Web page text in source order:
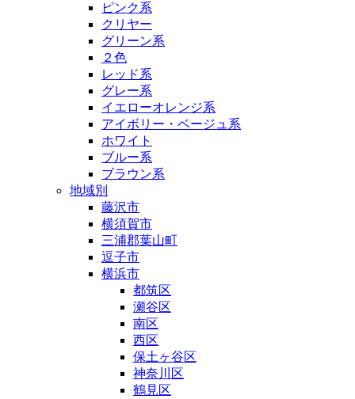
ピンク系
クリヤー
グリーン系
２色
レッド系
グレー系
イエローオレンジ系
アイボリー・ベージュ系
ホワイト
ブルー系
ブラウン系
地域別
藤沢市
横須賀市
三浦郡葉山町
逗子市
横浜市
都筑区
瀬谷区
南区
西区
保土ヶ谷区
神奈川区
鶴見区